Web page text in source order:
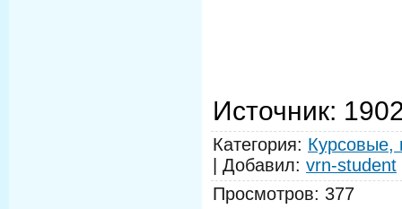
Источник:
Категория: Курсовые,
Добавил: vrn-student
Просмотров: 377